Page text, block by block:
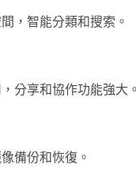
，智能分類和搜索。
分享和協作功能強大。
備份和恢復。